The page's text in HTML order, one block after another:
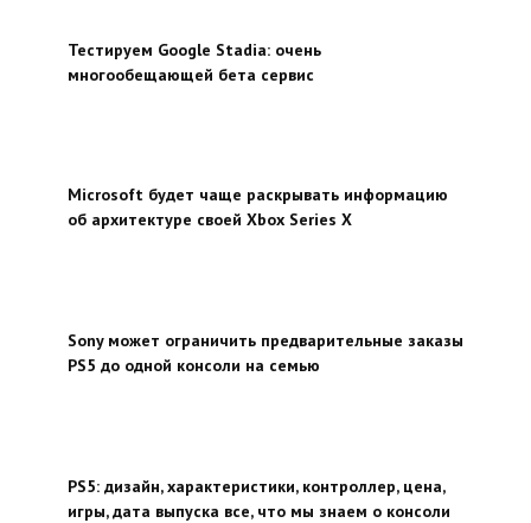
Тестируем Google Stadia: очень
многообещающей бета сервис
Microsoft будет чаще раскрывать информацию
об архитектуре своей Xbox Series X
Sony может ограничить предварительные заказы
PS5 до одной консоли на семью
PS5: дизайн, характеристики, контроллер, цена,
игры, дата выпуска все, что мы знаем о консоли